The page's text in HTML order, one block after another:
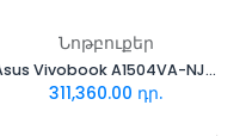
Նոթբուքեր
Asus Vivobook A1504VA-NJ2735
311,360.00 դր.